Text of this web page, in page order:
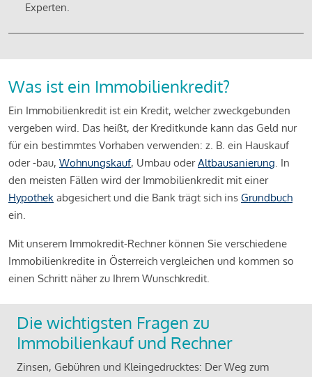
Experten.
Was ist ein Immobilienkredit?
Ein Immobilienkredit ist ein Kredit, welcher zweckgebunden
vergeben wird. Das heißt, der Kreditkunde kann das Geld nur
für ein bestimmtes Vorhaben verwenden: z. B. ein Hauskauf
oder -bau, Wohnungskauf, Umbau oderAltbausanierung. In
den meisten Fällen wird der Immobilienkredit mit einer
Hypothek abgesichert und die Bank trägt sich ins Grundbuch
ein.
Mit unserem Immokredit-Rechner können Sie verschiedene
Immobilienkredite in Österreich vergleichen und kommen so
einen Schritt näher zu Ihrem Wunschkredit.
Die wichtigsten Fragen zu
Immobilienkauf und Rechner
Zinsen, Gebühren und Kleingedrucktes: Der Weg zum